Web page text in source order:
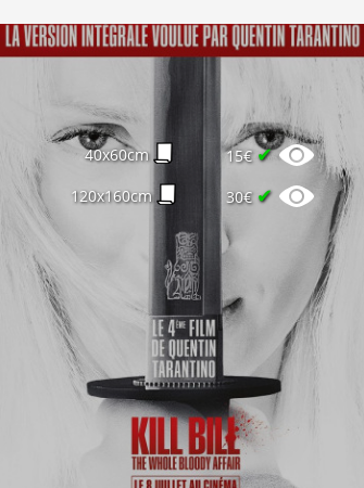
40x60cm 15€✔
120x160cm 30€ ✔